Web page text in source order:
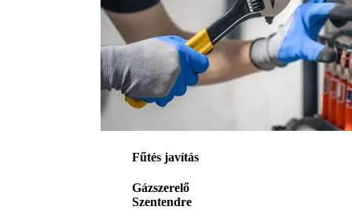
Fűtés javítás
Gázszerelő
Szentendre